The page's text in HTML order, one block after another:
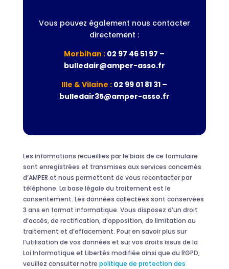
Vous pouvez également nous contacter
directement :
Morbihan : 02 97 46 51 97 –
bulledair@amper-asso.fr
Ille & Vilaine : 02 99 01 81 31 –
bulledair35@amper-asso.fr
Les informations recueillies par le biais de ce formulaire
sont enregistrées et transmises aux services concernés
d’AMPER et nous permettent de vous recontacter par
téléphone. La base légale du traitement est le
consentement. Les données collectées sont conservées
3 ans en format informatique. Vous disposez d’un droit
d’accès, de rectification, d’opposition, de limitation au
traitement et d’effacement. Pour en savoir plus sur
l’utilisation de vos données et sur vos droits issus de la
Loi Informatique et Libertés modifiée ainsi que du RGPD,
veuillez consulter notre politique de protection des